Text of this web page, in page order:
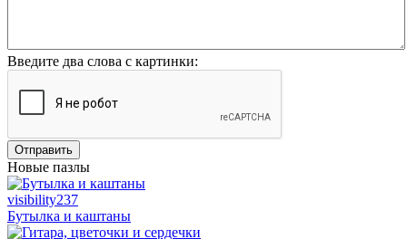
Введите два слова с картинки:
Отправить
Новые пазлы
visibility237
Бутылка и каштаны